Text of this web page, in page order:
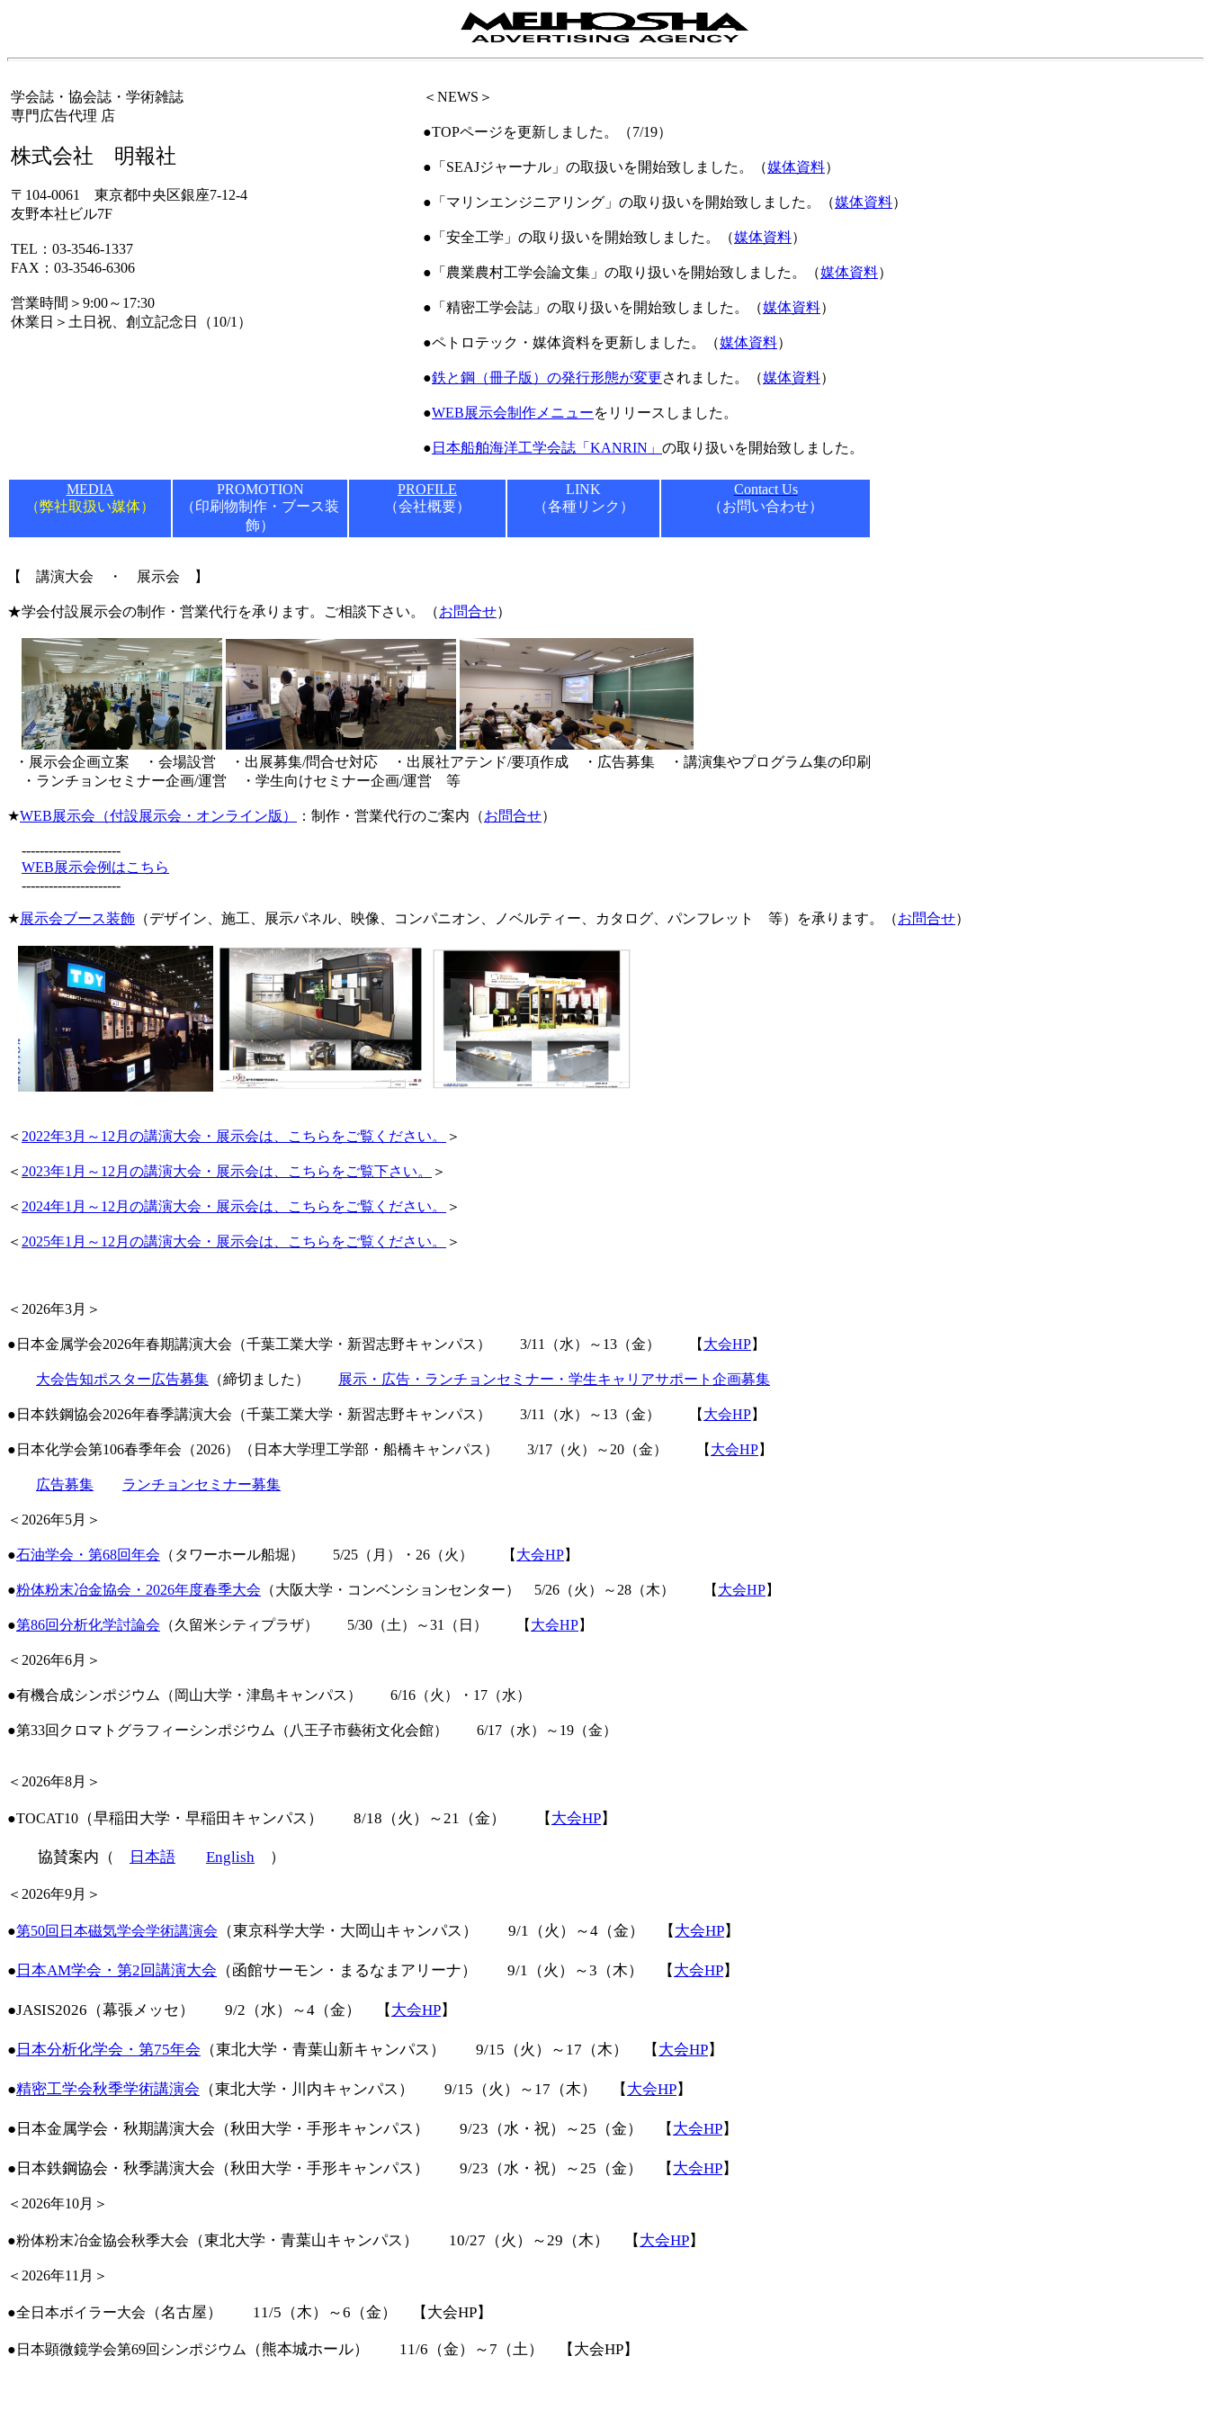
学会誌・協会誌・学術雑誌
専門広告代理 店
株式会社 明報社
〒104-0061 東京都中央区銀座7-12-4
友野本社ビル7F
TEL：03-3546-1337
FAX：03-3546-6306
営業時間＞9:00～17:30
休業日＞土日祝、創立記念日（10/1）
＜NEWS＞
●TOPページを更新しました。（7/19）
●「SEAJジャーナル」の取扱いを開始致しました。（媒体資料）
●「マリンエンジニアリング」の取り扱いを開始致しました。（媒体資料）
●「安全工学」の取り扱いを開始致しました。（媒体資料）
●「農業農村工学会論文集」の取り扱いを開始致しました。（媒体資料）
●「精密工学会誌」の取り扱いを開始致しました。（媒体資料）
●ペトロテック・媒体資料を更新しました。（媒体資料）
●鉄と鋼（冊子版）の発行形態が変更されました。（媒体資料）
●WEB展示会制作メニューをリリースしました。
● 日本船舶海洋工学会誌「KANRIN」 の取り扱いを開始致しました。
MEDIA
（弊社取扱い媒体）
PROMOTION
（印刷物制作・ブース装
飾）
PROFILE
（会社概要）
LINK
（各種リンク）
Contact Us
（お問い合わせ）
【 講演大会 ・ 展示会 】
★学会付設展示会の制作・営業代行を承ります。 ご相談下さい。（お問合せ）
・展示会企画立案 ・会場設営 ・出展募集/問合せ対応 ・出展社アテンド/要項作成 ・広告募集 ・講演集やプログラム集の印刷
・ランチョンセミナー企画/運営 ・学生向けセミナー企画/運営 等
★WEB展示会（付設展示会・オンライン版） ：制作・営業代行のご案内 （お問合せ）
----------------------
WEB展示会例はこちら
----------------------
★展示会ブース装飾 （デザイン、施工、展示パネル、映像、コンパニオン、ノベルティー、カタログ、パンフレット 等）を承ります。（お問合せ）
＜ 2022年3月～12月の講演大会・展示会は、こちらをご覧ください。 ＞
＜ 2023年1月～12月の講演大会・展示会は、こちらをご覧下さい。 ＞
＜ 2024年1月～12月の講演大会・展示会は、こちらをご覧ください。 ＞
＜ 2025年1月～12月の講演大会・展示会は、こちらをご覧ください。 ＞
＜2026年3月＞
● 日本金属学会2026年春期講演大会（千葉工業大学・新習志野キャンパス） 3/11（水）～13（金） 【 大会HP】
大会告知ポスター広告募集 （締切ました） 展示・広告・ランチョンセミナー・学生キャリアサポート企画募集
● 日本鉄鋼協会2026年春季講演大会（千葉工業大学・新習志野キャンパス） 3/11（水）～13（金） 【 大会HP】
●日本化学会第106春季年会（2026）（日本大学理工学部・船橋キャンパス） 3/17（火）～20（金） 【 大会HP】
広告募集 ランチョンセミナー募集
＜2026年5月＞
●石油学会・第68回年会 （タワーホール船堀） 5/25（月）・26（火） 【 大会HP】
●粉体粉末冶金協会・2026年度春季大会 （大阪大学・コンベンションセンター） 5/26（火）～28（木） 【 大会HP】
●第86回分析化学討論会 （久留米シティプラザ） 5/30（土）～31（日） 【 大会HP】
＜2026年6月＞
●有機合成シンポジウム（岡山大学・津島キャンパス） 6/16（火）・17（水）
●第33回クロマトグラフィーシンポジウム（八王子市藝術文化会館） 6/17（水）～19（金）
＜2026年8月＞
●TOCAT10 （早稲田大学・早稲田キャンパス） 8/18（火）～21（金） 【 大会HP】
協賛案内（ 日本語 English ）
＜2026年9月＞
●第50回日本磁気学会学術講演会 （東京科学大学・大岡山キャンパス） 9/1（火）～4（金） 【 大会HP】
● 日本AM学会・第2回講演大会 （函館サーモン・まるなまアリーナ） 9/1（火）～3（木） 【 大会HP】
●JASIS2026（幕張メッセ） 9/2（水）～4（金） 【 大会HP】
● 日本分析化学会・第75年会 （東北大学・青葉山新キャンパス） 9/15（火）～17（木） 【 大会HP】
●精密工学会秋季学術講演会 （東北大学・川内キャンパス） 9/15（火）～17（木） 【 大会HP】
●日本金属学会・秋期講演大会（秋田大学・手形キャンパス） 9/23（水・祝）～25（金） 【 大会HP】
●日本鉄鋼協会・秋季講演大会 （秋田大学・手形キャンパス） 9/23（水・祝）～25（金） 【 大会HP】
＜2026年10月＞
●粉体粉末冶金協会秋季大会 （東北大学・青葉山キャンパス） 10/27（火）～29（木） 【 大会HP】
＜2026年11月＞
●全日本ボイラー大会 （名古屋） 11/5（木）～6（金） 【大会HP】
●日本顕微鏡学会第69回シンポジウム （熊本城ホール） 11/6（金）～7（土） 【大会HP】